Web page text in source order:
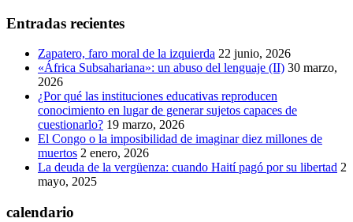
Entradas recientes
Zapatero, faro moral de la izquierda 22 junio, 2026
«África Subsahariana»: un abuso del lenguaje (II) 30 marzo,
2026
¿Por qué las instituciones educativas reproducen
conocimiento en lugar de generar sujetos capaces de
cuestionarlo? 19 marzo, 2026
El Congo o la imposibilidad de imaginar diez millones de
muertos 2 enero, 2026
La deuda de la vergüenza: cuando Haití pagó por su libertad 2
mayo, 2025
calendario